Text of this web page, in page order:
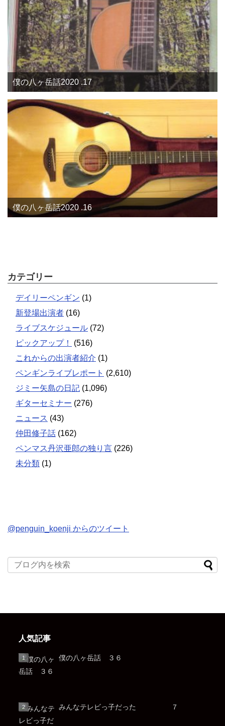
僕の八ヶ岳話2020 .17
僕の八ヶ岳話2020 .16
カテゴリー
デイリーペンギン (1)
新登場出演者 (16)
ライブスケジュール (72)
ピックアップ！
(516)
これからの出演者紹介 (1)
ペンギンライブレポート (2,610)
ジミー矢島の日記 (1,096)
ギターセミナー (276)
ニュース (43)
仲田修子話 (162)
ペンマス丹沢亜郎の独り言 (226)
未分類 (1)
@penguin_koenji からのツイート
人気記事
僕の八ヶ岳話 ３６
みんなテレビっ子だった ７